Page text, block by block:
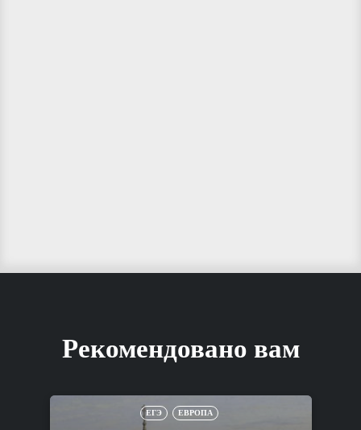
Рекомендовано вам
ЕГЭ ЕВРОПА